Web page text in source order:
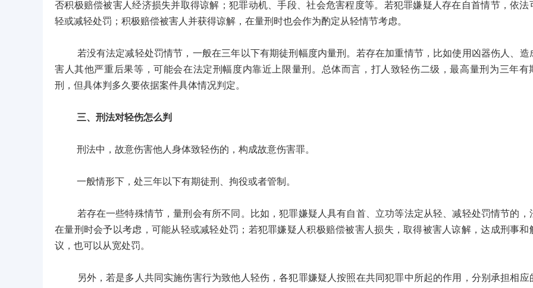
否积极赔偿被害人经济损失并取得谅解；犯罪动机、手段、社会危害程度等。若犯罪嫌疑人存在自首情节，依法
轻或减轻处罚；积极赔偿被害人并获得谅解，在量刑时也会作为酌定从轻情节考虑。
若没有法定减轻处罚情节，一般在三年以下有期徒刑幅度内量刑。若存在加重情节，比如使用凶器伤人、造
害人其他严重后果等，可能会在法定刑幅度内靠近上限量刑。总体而言，打人致轻伤二级，最高量刑为三年有
刑，但具体判多久要依据案件具体情况判定。
三、刑法对轻伤怎么判
刑法中，故意伤害他人身体致轻伤的，构成故意伤害罪。
一般情形下，处三年以下有期徒刑、拘役或者管制。
若存在一些特殊情节，量刑会有所不同。比如，犯罪嫌疑人具有自首、立功等法定从轻、减轻处罚情节的，
在量刑时会予以考虑，可能从轻或减轻处罚；若犯罪嫌疑人积极赔偿被害人损失，取得被害人谅解，达成刑事和
议，也可以从宽处罚。
另外，若是多人共同实施伤害行为致他人轻伤，各犯罪嫌疑人按照在共同犯罪中所起的作用，分别承担相应